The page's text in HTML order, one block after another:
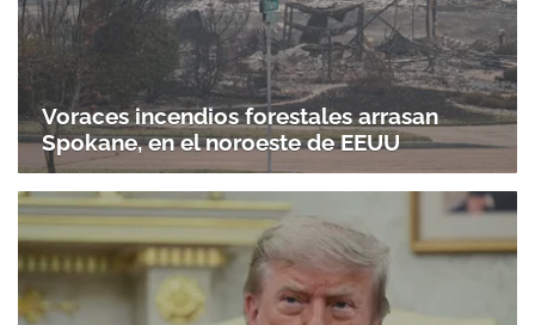
Voraces incendios forestales arrasan
Spokane, en el noroeste de EEUU